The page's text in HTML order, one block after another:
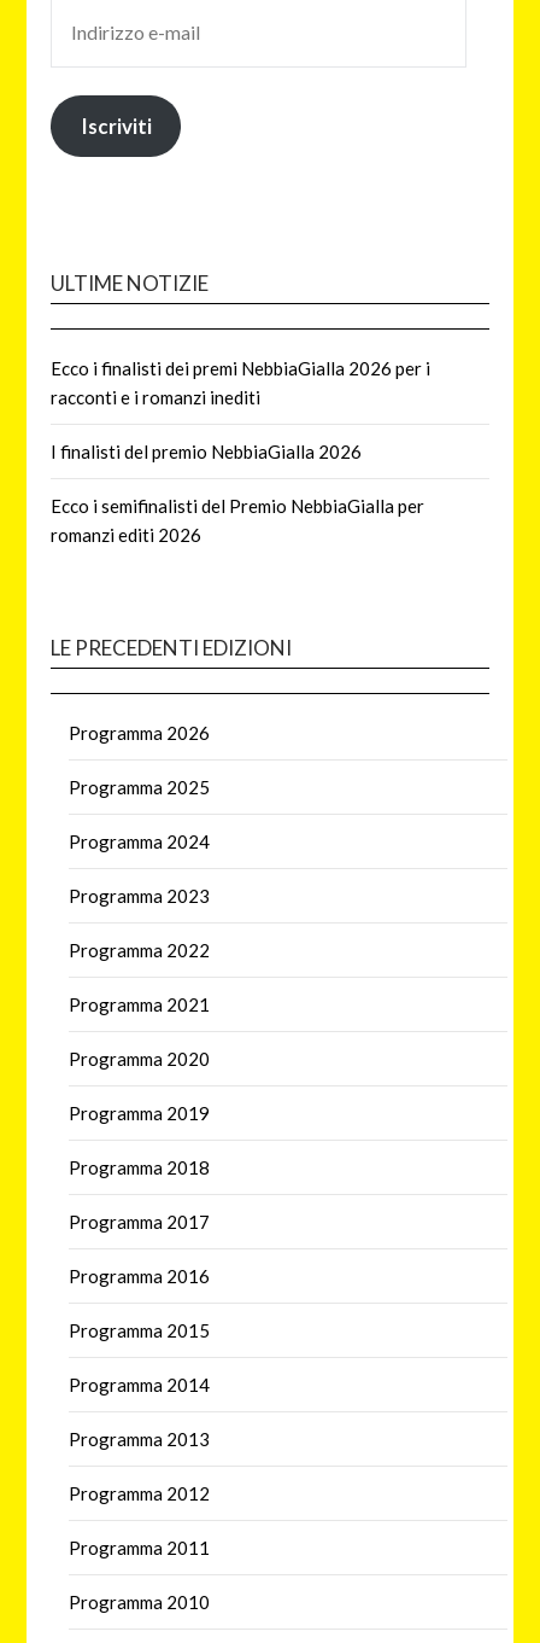
Iscriviti
ULTIME NOTIZIE
Ecco i finalisti dei premi NebbiaGialla 2026 per i
racconti e i romanzi inediti
I finalisti del premio NebbiaGialla 2026
Ecco i semifinalisti del Premio NebbiaGialla per
romanzi editi 2026
LE PRECEDENTI EDIZIONI
Programma 2026
Programma 2025
Programma 2024
Programma 2023
Programma 2022
Programma 2021
Programma 2020
Programma 2019
Programma 2018
Programma 2017
Programma 2016
Programma 2015
Programma 2014
Programma 2013
Programma 2012
Programma 2011
Programma 2010